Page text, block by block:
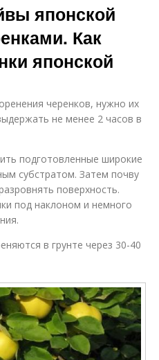
японской
Как
японской
черенков, нужно их
не менее 2 часов в
подготовленные широкие
субстратом. Затем почву
поверхность.
под наклоном и немного
в грунте через 30-40